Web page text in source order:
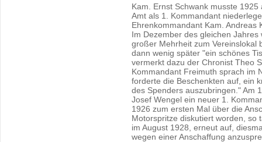
Kam. Ernst Schwank musste
Amt als 1. Kommandant
Ehrenkommandant Kam. Andreas
Im Dezember des gleichen
großer Mehrheit zum Vereinslokal
dann wenig später "ein schönes
vermerkt dazu der Chronist Theo
Kommandant Freimuth sprach im
forderte die Beschenkten auf, ein
des Spenders auszubringen." Am
Josef Wengel ein neuer 1.
1926 zum ersten Mal über die
Motorspritze diskutiert worden, so
im August 1928, erneut auf,
wegen einer Anschaffung